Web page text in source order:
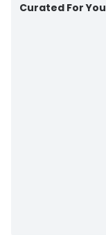
Curated For You